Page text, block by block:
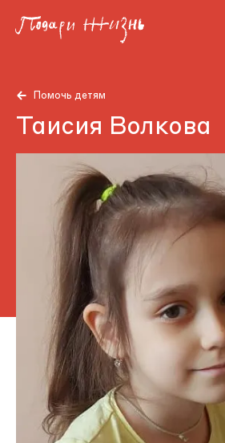
Помочь детям
Таисия Волкова